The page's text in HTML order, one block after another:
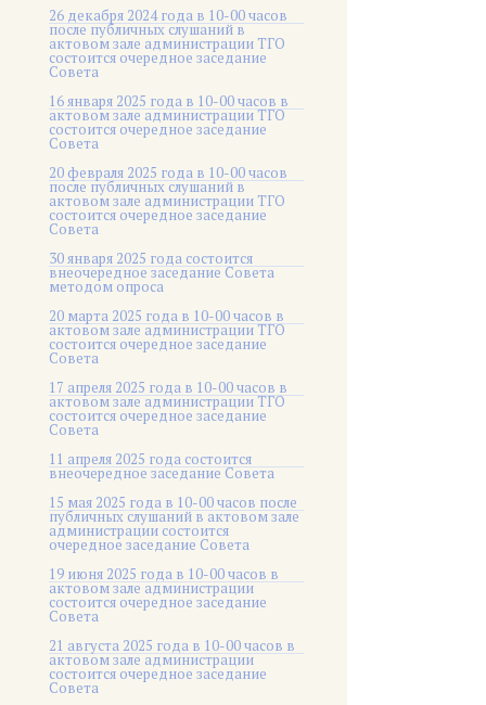
26 декабря 2024 года в 10-00 часов
после публичных слушаний в
актовом зале администрации ТГО
состоится очередное заседание
Совета
16 января 2025 года в 10-00 часов в
актовом зале администрации ТГО
состоится очередное заседание
Совета
20 февраля 2025 года в 10-00 часов
после публичных слушаний в
актовом зале администрации ТГО
состоится очередное заседание
Совета
30 января 2025 года состоится
внеочередное заседание Совета
методом опроса
20 марта 2025 года в 10-00 часов в
актовом зале администрации ТГО
состоится очередное заседание
Совета
17 апреля 2025 года в 10-00 часов в
актовом зале администрации ТГО
состоится очередное заседание
Совета
11 апреля 2025 года состоится
внеочередное заседание Совета
15 мая 2025 года в 10-00 часов после
публичных слушаний в актовом зале
администрации состоится
очередное заседание Совета
19 июня 2025 года в 10-00 часов в
актовом зале администрации
состоится очередное заседание
Совета
21 августа 2025 года в 10-00 часов в
актовом зале администрации
состоится очередное заседание
Совета